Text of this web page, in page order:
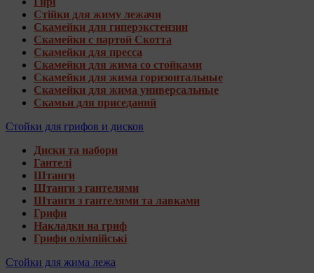
Стійки для жиму лежачи
Скамейки для гиперэкстензии
Скамейки с партой Скотта
Скамейки для пресса
Скамейки для жима со стойками
Скамейки для жима горизонтальные
Скамейки для жима универсальные
Скамьи для приседаний
Стойки для грифов и дисков
Диски та набори
Гантелі
Штанги
Штанги з гантелями
Штанги з гантелями та лавками
Грифи
Накладки на гриф
Грифи олімпійські
Стойки для жима лежа